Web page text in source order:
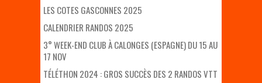
LES COTES GASCONNES 2025
CALENDRIER RANDOS 2025
3° WEEK-END CLUB À CALONGES (ESPAGNE) DU 15 AU
17 NOV
TÉLÉTHON 2024 : GROS SUCCÈS DES 2 RANDOS VTT